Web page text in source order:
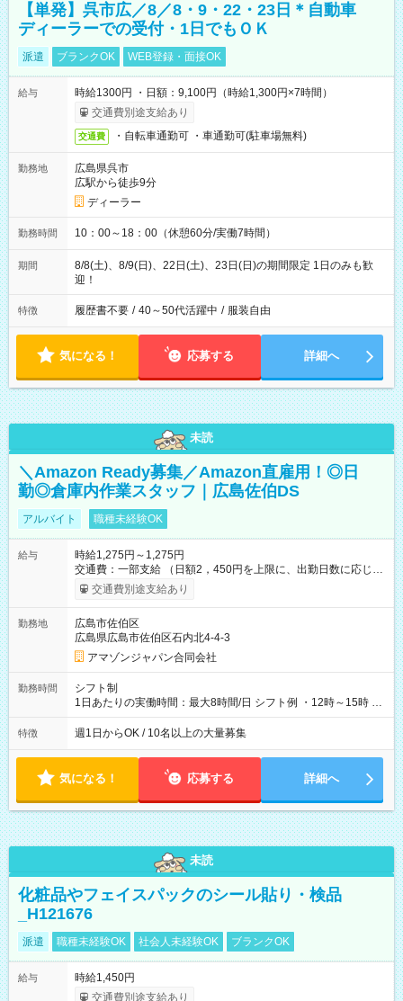
【単発】呉市広／8／8・9・22・23日＊自動車
ディーラーでの受付・1日でもＯＫ
派遣 ブランクOK WEB登録・面接OK
給与
時給1300円 ・日額：9,100円（時給1,300円×7時間）
交通費別途支給あり
交通費 ・自転車通勤可 ・車通勤可(駐車場無料)
勤務地
広島県呉市
広駅から徒歩9分
ディーラー
勤務時間 10：00～18：00（休憩60分/実働7時間）
期間
8/8(土)、8/9(日)、22日(土)、23日(日)の期間限定 1日のみも歓
迎！
特徴 履歴書不要 / 40～50代活躍中 / 服装自由
気になる！ 応募する 詳細へ
未読
＼Amazon Ready募集／Amazon直雇用！◎日
勤◎倉庫内作業スタッフ｜広島佐伯DS
アルバイト 職種未経験OK
給与
時給1,275円～1,275円
交通費：一部支給 （日額2，450円を上限に、出勤日数に応じて
実費支給） ※22:00～翌5:00までは時給25%UP！ ■給与前払い
制度あり ※前払い額の上限あり、手数料無料（Amazon負担）
交通費別途支給あり
勤務地
広島市佐伯区
広島県広島市佐伯区石内北4-4-3
アマゾンジャパン合同会社
勤務時間
シフト制
1日あたりの実働時間：最大8時間/日 シフト例 ・12時～15時 入
社後、就業可能シフトをご確認の上、申請してください。
特徴 週1日からOK / 10名以上の大量募集
気になる！ 応募する 詳細へ
未読
化粧品やフェイスパックのシール貼り・検品
_H121676
派遣 職種未経験OK 社会人未経験OK ブランクOK
給与
時給1,450円
交通費別途支給あり